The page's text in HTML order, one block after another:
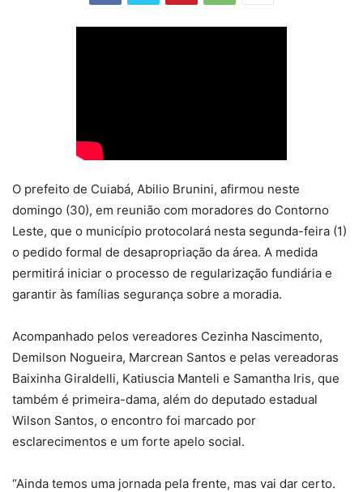
O prefeito de Cuiabá, Abilio Brunini, afirmou neste
domingo (30), em reunião com moradores do Contorno
Leste, que o município protocolará nesta segunda-feira (1)
o pedido formal de desapropriação da área. A medida
permitirá iniciar o processo de regularização fundiária e
garantir às famílias segurança sobre a moradia.
Acompanhado pelos vereadores Cezinha Nascimento,
Demilson Nogueira, Marcrean Santos e pelas vereadoras
Baixinha Giraldelli, Katiuscia Manteli e Samantha Iris, que
também é primeira-dama, além do deputado estadual
Wilson Santos, o encontro foi marcado por
esclarecimentos e um forte apelo social.
“Ainda temos uma jornada pela frente, mas vai dar certo.